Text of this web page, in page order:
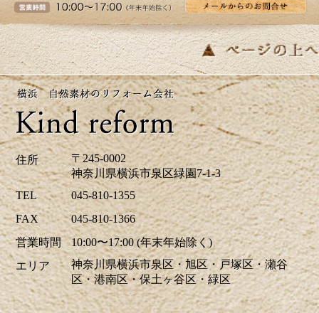
皆さま、こんにちは。夏のように暑い日があ
り体調管理が難しいですね。横浜市K区E様邸
のバス・洗面のリフォーム事例をアップ致し
ましたのでご覧下さい。お見積り、ご相談は
無料です。お気軽にお問合せ下さい。
2026/04/24
ツツジの花が街を鮮やかに彩り、お出かけに
も最適な季節ですね。当社はゴールデンウイ
ーク中も休まず営業しております。リフォー
ムに関するご相談、お見積りなどお気軽にお
問い合わせください。ホームページでは、H区
M様邸のキッチリフォーム、A区N様邸の玄関
ドアリフォーム事例を掲載致しました。リフ
ォームのご参考に是非ご覧ください。皆様か
住所
〒245-0002
神奈川県横浜市泉区緑園7-1-3
TEL
045-810-1355
FAX
045-810-1366
営業時間
10:00〜17:00 (年末年始除く)
エリア
神奈川県横浜市泉区・旭区・戸塚区・瀬谷
区・港南区・保土ヶ谷区・緑区